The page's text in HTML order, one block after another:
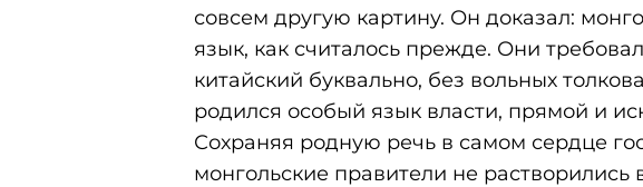
совсем другую картину. Он доказал:
язык, как считалось прежде. Они
китайский буквально, без вольных
родился особый язык власти, прямой и
Сохраняя родную речь в самом сердце
монгольские правители не